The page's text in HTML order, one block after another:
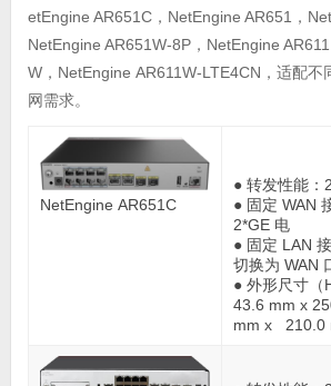
etEngine AR651C，NetEngine AR651，
NetEngine AR651W-8P，NetEngine
W，NetEngine AR611W-LTE4CN，适配不
网需求。
NetEngine AR651C
● 转发性能：
● 固定 WAN
2*GE 电
● 固定 LAN
切换为 WAN
● 外形尺寸（
43.6 mm x
mm x 210.0